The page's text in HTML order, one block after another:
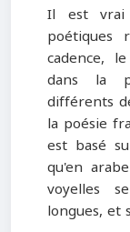
Il est vrai
poétiques
cadence,
dans la
différents
la poésie
est basé
qu'en
voyelles
longues, et